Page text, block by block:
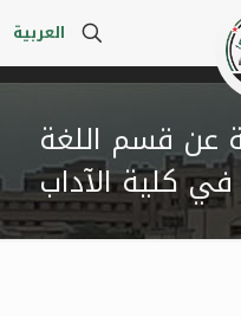
العربية
عن قسم اللغة
في كلية الآداب